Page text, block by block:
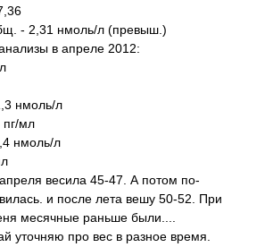
- 2,31 нмоль/л (превыш.)
в апреле 2012:
нмоль/л
пг/мл
нмоль/л
весила 45-47. А потом по-
и после лета вешу 50-52. При
месячные раньше были....
уточняю про вес в разное время.